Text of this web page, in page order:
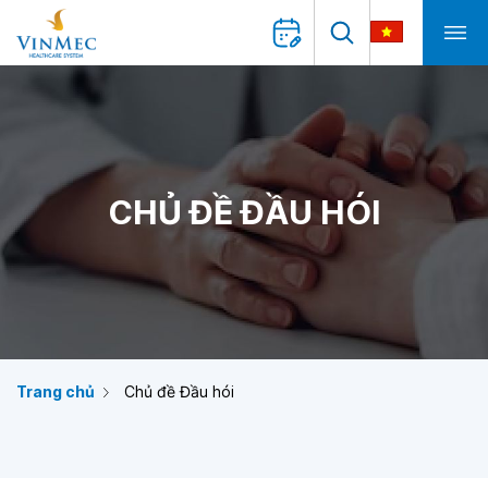
CHỦ ĐỀ ĐẦU HÓI
Trang chủ Chủ đề Đầu hói